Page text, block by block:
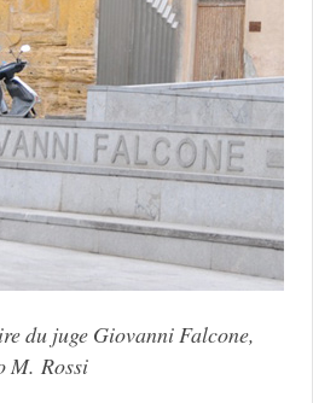
du juge Giovanni Falcone,
M. Rossi